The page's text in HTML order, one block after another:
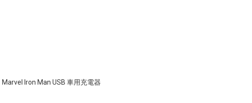
Marvel Iron Man USB 車用充電器